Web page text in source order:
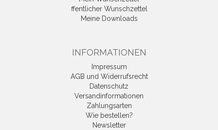
ffentlicher Wunschzettel
Meine Downloads
INFORMATIONEN
Impressum
AGB und Widerrufsrecht
Datenschutz
Versandinformationen
Zahlungsarten
Wie bestellen?
Newsletter